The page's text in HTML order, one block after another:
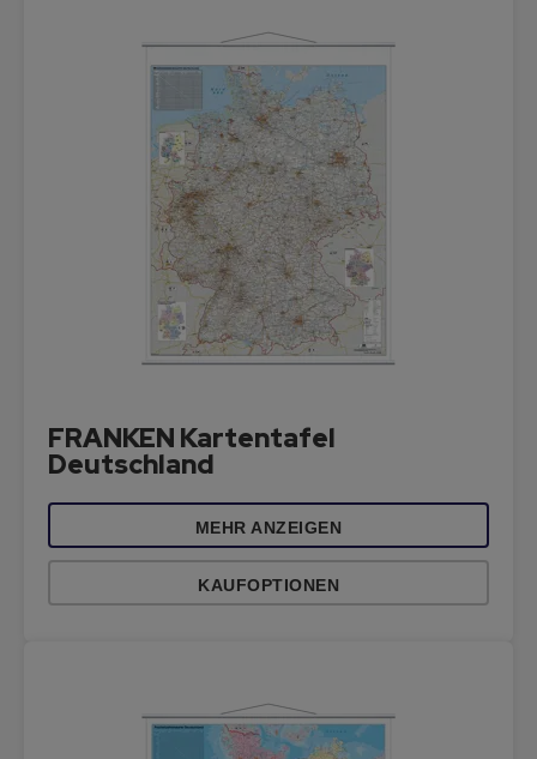
FRANKEN Kartentafel
Deutschland
MEHR ANZEIGEN
KAUFOPTIONEN